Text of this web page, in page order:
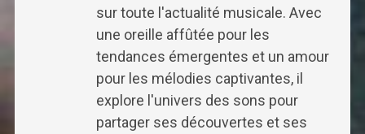
sur toute l'actualité musicale. Avec
une oreille affûtée pour les
tendances émergentes et un amour
pour les mélodies captivantes, il
explore l'univers des sons pour
partager ses découvertes et ses